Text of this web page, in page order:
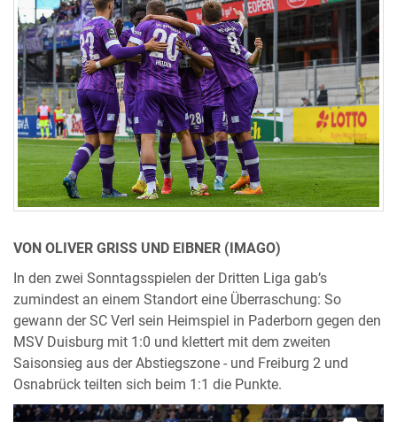
VON OLIVER GRISS UND EIBNER (IMAGO)
In den zwei Sonntagsspielen der Dritten Liga gab’s
zumindest an einem Standort eine Überraschung: So
gewann der SC Verl sein Heimspiel in Paderborn gegen den
MSV Duisburg mit 1:0 und klettert mit dem zweiten
Saisonsieg aus der Abstiegszone - und Freiburg 2 und
Osnabrück teilten sich beim 1:1 die Punkte.